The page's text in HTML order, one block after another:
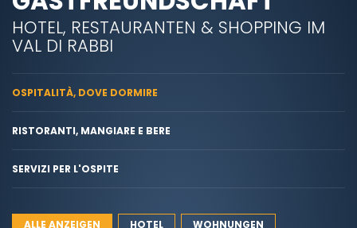
HOTEL, RESTAURANTEN & SHOPPING IM
VAL DI RABBI
OSPITALITÀ, DOVE DORMIRE
RISTORANTI, MANGIARE E BERE
SERVIZI PER L'OSPITE
ALLE ANZEIGEN HOTEL
WOHNUNGEN